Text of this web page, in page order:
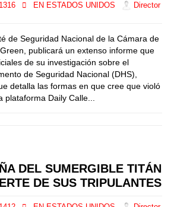
1316 EN ESTADOS UNIDOS
Director
de Seguridad Nacional de la Cámara de
publicará un extenso informe que
de su investigación sobre el
de Seguridad Nacional (DHS),
detalla las formas en que cree que violó
plataforma Daily Calle...
DEL SUMERGIBLE TITÁN
DE SUS TRIPULANTES